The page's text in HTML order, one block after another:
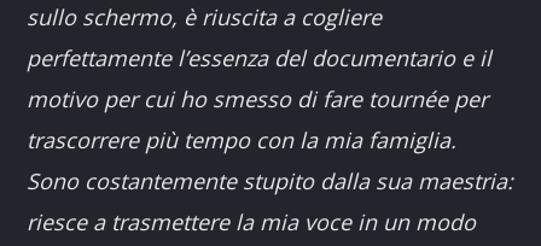
sullo schermo, è riuscita a cogliere
perfettamente l’essenza del documentario e il
motivo per cui ho smesso di fare tournée per
trascorrere più tempo con la mia famiglia.
Sono costantemente stupito dalla sua maestria:
riesce a trasmettere la mia voce in un modo